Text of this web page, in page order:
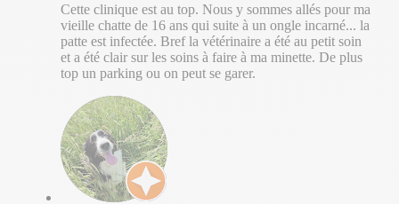
Cette clinique est au top. Nous y sommes allés pour ma
vieille chatte de 16 ans qui suite à un ongle incarné... la
patte est infectée. Bref la vétérinaire a été au petit soin
et a été clair sur les soins à faire à ma minette. De plus
top un parking ou on peut se garer.